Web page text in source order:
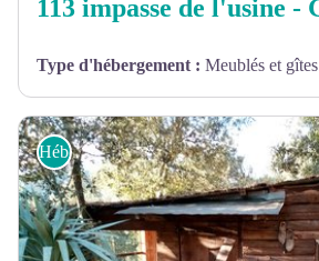
Type d'hébergement : Meublés et gîtes
Hébergements